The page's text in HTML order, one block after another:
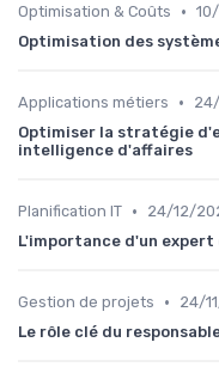
Optimisation & Coûts •
Optimisation des
Applications métiers •
Optimiser la stratégie
intelligence d'affaires
Planification IT •
24/12/
L'importance d'un
Gestion de projets •
24/
Le rôle clé du